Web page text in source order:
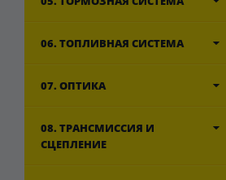
06. ТОПЛИВНАЯ СИСТЕМА
07. ОПТИКА
08. ТРАНСМИССИЯ И
СЦЕПЛЕНИЕ